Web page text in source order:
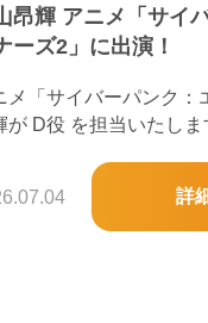
昂輝 アニメ「サイ
ーズ2」に出演！
メ「サイバーパンク：
が D役 を担当いたしま
詳